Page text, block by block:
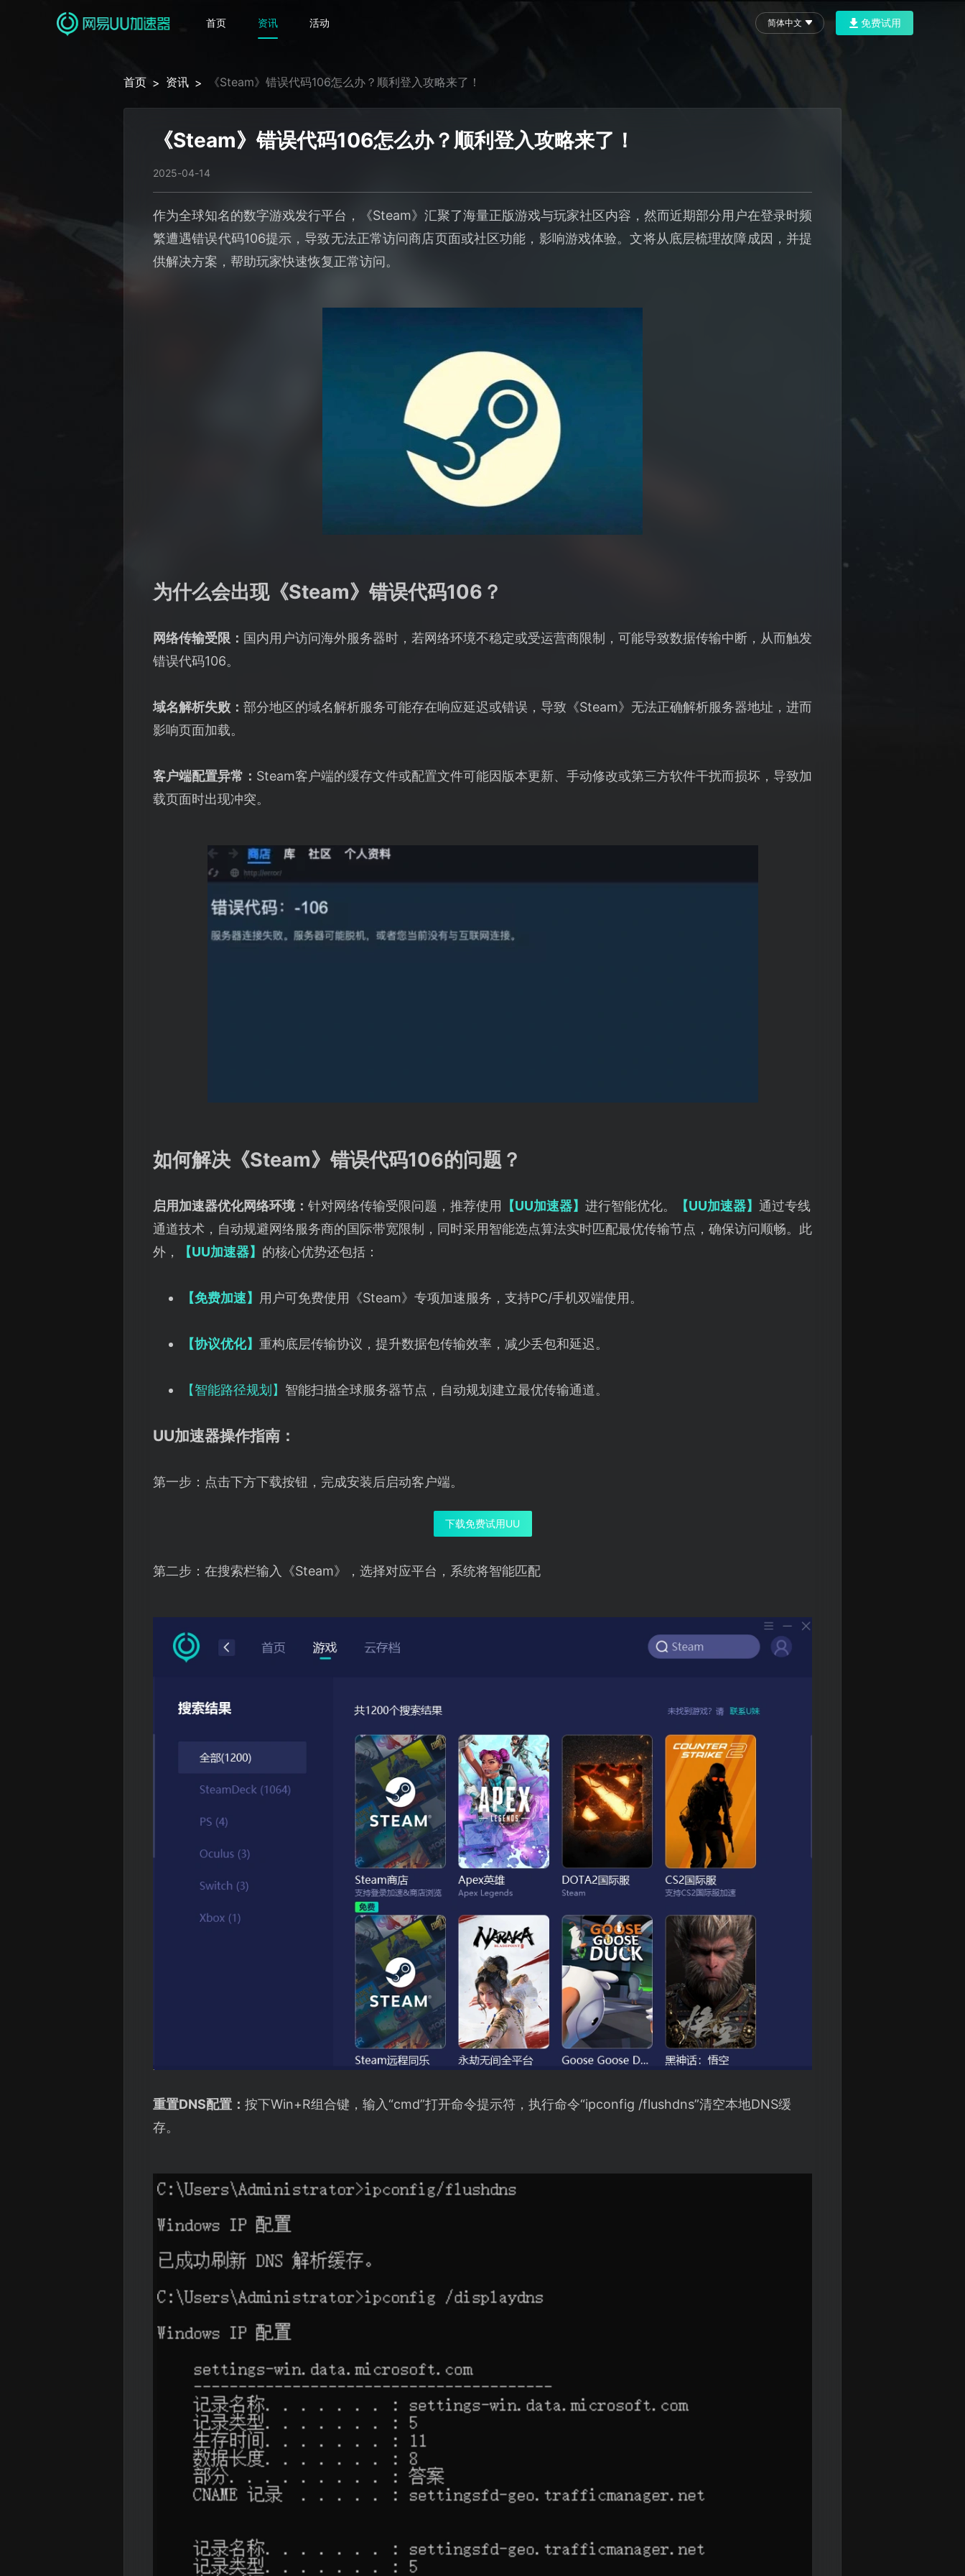
首页 资讯 活动 简体中文 免费试用
首页 > 资讯 > 《Steam》错误代码106怎么办？顺利登入攻略来了！
《Steam》错误代码106怎么办？顺利登入攻略来了！
2025-04-14
作为全球知名的数字游戏发行平台，《Steam》汇聚了海量正版游戏与玩家社区内容，然而近期部分用户在登录时频
繁遭遇错误代码106提示，导致无法正常访问商店页面或社区功能，影响游戏体验。文将从底层梳理故障成因，并提
供解决方案，帮助玩家快速恢复正常访问。
为什么会出现《Steam》错误代码106？
网络传输受限： 国内用户访问海外服务器时，若网络环境不稳定或受运营商限制，可能导致数据传输中断，从而触发
错误代码106。
域名解析失败： 部分地区的域名解析服务可能存在响应延迟或错误，导致《Steam》无法正确解析服务器地址，进而
影响页面加载。
客户端配置异常： Steam客户端的缓存文件或配置文件可能因版本更新、手动修改或第三方软件干扰而损坏，导致加
载页面时出现冲突。
如何解决《Steam》错误代码106的问题？
启用加速器优化网络环境： 针对网络传输受限问题，推荐使用 【UU加速器】 进行智能优化。 【UU加速器】 通过专线
通道技术，自动规避网络服务商的国际带宽限制，同时采用智能选点算法实时匹配最优传输节点，确保访问顺畅。此
外，
【UU加速器】 的核心优势还包括：
【免费加速】 用户可免费使用《Steam》专项加速服务，支持PC/手机双端使用。
【协议优化】 重构底层传输协议，提升数据包传输效率，减少丢包和延迟。
【智能路径规划】 智能扫描全球服务器节点，自动规划建立最优传输通道。
UU加速器操作指南：
第一步：点击下方下载按钮，完成安装后启动客户端。
下载免费试用UU
第二步：在搜索栏输入《Steam》，选择对应平台，系统将智能匹配
重置DNS配置： 按下Win+R组合键，输入“cmd”打开命令提示符，执行命令“ipconfig /flushdns”清空本地DNS缓
存。